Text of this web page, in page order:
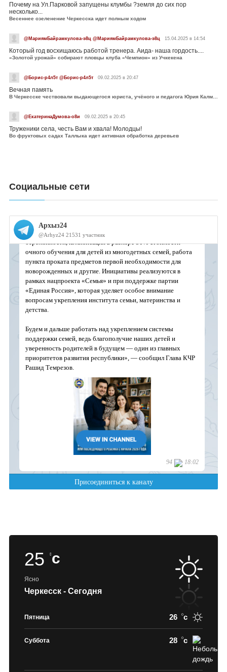
Почему на Ул.Парковой запущены клумбы ?земля до сих пор
несколько...
Весеннее озеленение Черкесска идет полным ходом
@МариямБайрамкулова-э8ц @МариямБайрамкулова-э8ц 15.04.2025 в 14:54
Который год восхищаюсь работой тренера. Аида- наша гордость....
«Золотой урожай» собирают пловцы клуба «Чемпион» из Учкекена
@Борис-р4л5т @Борис-р4л5т 09.02.2025 в 20:47
Вечная память
В Черкесске чествовали выдающегося юриста, учёного и педагога Юрия Калмыкова
@ЕкатеринаДумова-о8и 09.02.2025 в 20:45
Труженики села, честь Вам и хвала! Молодцы!
Во фруктовых садах Таллыка идет активная обработка деревьев
Социальные сети
25 c
Ясно
Черкесск - Сегодня
Пятница 26 c
Суббота 28 c